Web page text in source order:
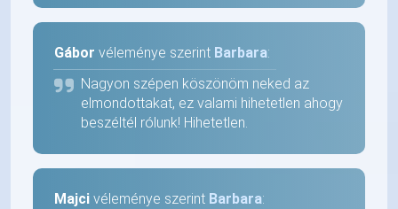
Gábor véleménye szerint Barbara:
Nagyon szépen köszönöm neked az
elmondottakat, ez valami hihetetlen ahogy
beszéltél rólunk! Hihetetlen.
Majci véleménye szerint Barbara: